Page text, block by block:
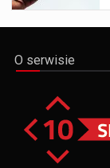
O serwisie